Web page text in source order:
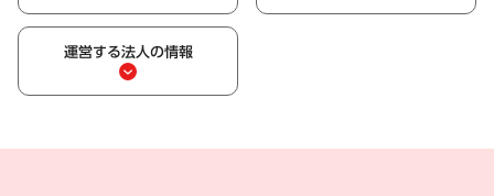
運営する法人の情報